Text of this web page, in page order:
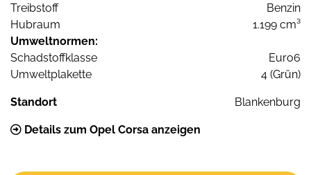
Treibstoff
Benzin
Hubraum
1.199 cm³
Umweltnormen:
Schadstoffklasse
Euro6
Umweltplakette
4 (Grün)
Standort Blankenburg
Details zum Opel Corsa anzeigen